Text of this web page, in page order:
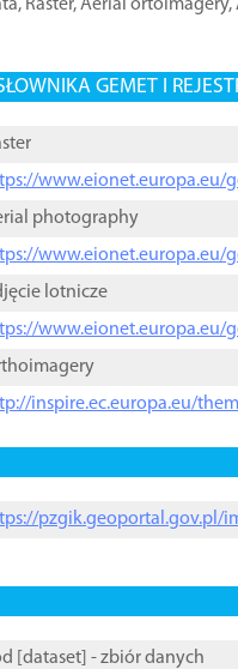
, Raster,Aerial ortoimagery,
GEMET I
www.eionet.europa.eu/
photography
www.eionet.europa.eu/
lotnicze
www.eionet.europa.eu/
inspire.ec.europa.eu/
pzgik.geoportal.gov.pl/
[ dataset ] - zbiór danych